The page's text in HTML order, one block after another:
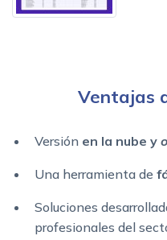
Ventajas
Versión en la nube y
Una herramienta de
Soluciones
profesionales del